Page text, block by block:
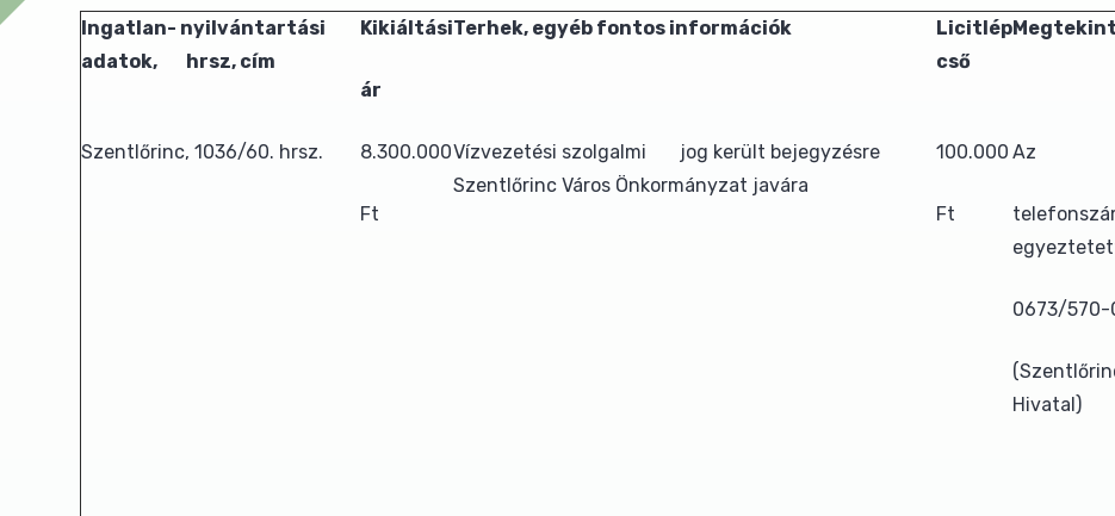
Ingatlan- nyilvántartási
adatok, hrsz, cím
Kikiáltási
ár
Terhek, egyéb fontos információk
Licitlép
cső
Szentlőrinc, 1036/60. hrsz. 8.300.000
Ft
Vízvezetési szolgalmi jog került bejegyzésre
Szentlőrinc Város Önkormányzat javára
100.000
Ft
Az
0673/570-
Hivatal)